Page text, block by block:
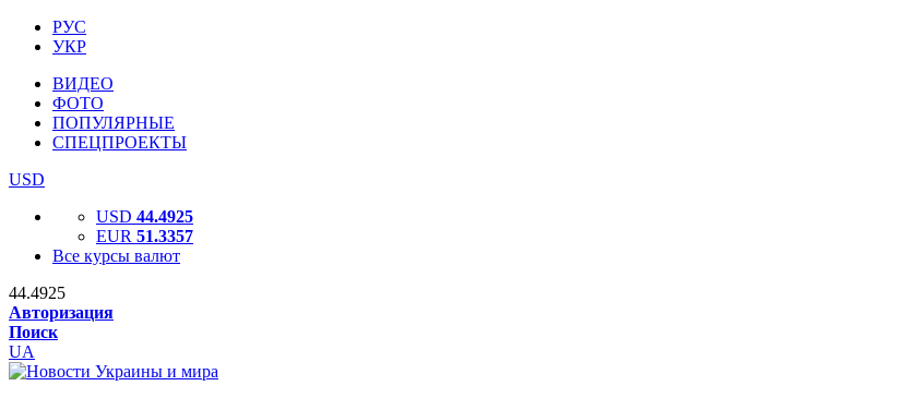
РУС
УКР
ВИДЕО
ФОТО
ПОПУЛЯРНЫЕ
СПЕЦПРОЕКТЫ
USD
USD 44.4925
EUR 51.3357
Все курсы валют
44.4925
Авторизация
Поиск
UA